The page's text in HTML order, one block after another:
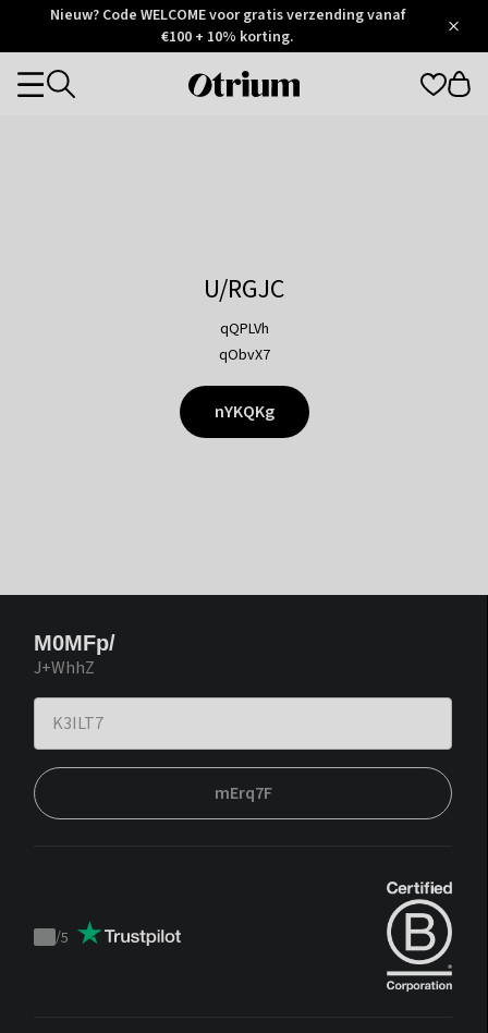
Otrium
Trustpilot
Nieuw? Code WELCOME voor gratis verzending vanaf
€100 + 10% korting.
Otrium
Categories
U/RGJC
qQPLVh
qObvX7
nYKQKg
M0MFp/
J+WhhZ
mErq7F
Trustpilot
/5